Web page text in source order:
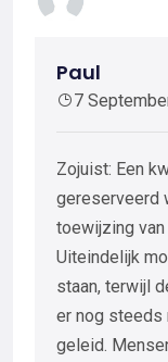
Paul
7
Zojuist: Een
gereserveerd
toewijzing van
Uiteindelijk
staan, terwijl
er nog steeds
geleid.